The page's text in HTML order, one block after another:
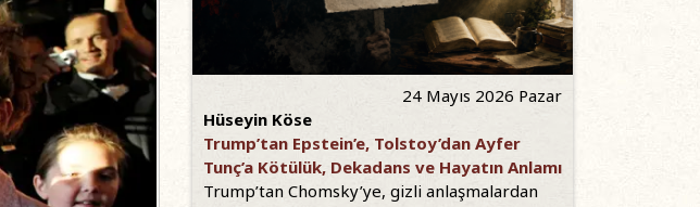
24 Mayıs 2026 Pazar
Hüseyin Köse
Trump’tan Epstein’e, Tolstoy’dan Ayfer
Tunç’a Kötülük, Dekadans ve Hayatın Anlamı
Trump’tan Chomsky’ye, gizli anlaşmalardan